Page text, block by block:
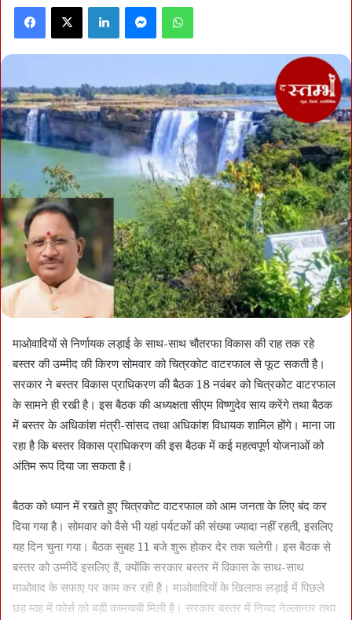
Facebook X LinkedIn
माओवादियों से निर्णायक लड़ाई के साथ-साथ चौतरफा विकास की राह तक रहे
बस्तर की उम्मीद की किरण सोमवार को चित्रकोट वाटरफाल से फूट सकती है।
सरकार ने बस्तर विकास प्राधिकरण की बैठक 18 नवंबर को चित्रकोट वाटरफाल
के सामने ही रखी है। इस बैठक की अध्यक्षता सीएम विष्णुदेव साय करेंगे तथा बैठक
में बस्तर के अधिकांश मंत्री-सांसद तथा अधिकांश विधायक शामिल होंगे। माना जा
रहा है कि बस्तर विकास प्राधिकरण की इस बैठक में कई महत्वपूर्ण योजनाओं को
अंतिम रूप दिया जा सकता है।
बैठक को ध्यान में रखते हुए चित्रकोट वाटरफाल को आम जनता के लिए बंद कर
दिया गया है। सोमवार को वैसे भी यहां पर्यटकों की संख्या ज्यादा नहीं रहती, इसलिए
यह दिन चुना गया। बैठक सुबह 11 बजे शुरू होकर देर तक चलेगी। इस बैठक से
बस्तर को उम्मीदें इसलिए हैं, क्योंकि सरकार बस्तर में विकास के साथ-साथ
माओवाद के सफाए पर काम कर रही है। माओवादियों के खिलाफ लड़ाई में पिछले
छह माह में फोर्स को बड़ी कामयाबी मिली है। सरकार बस्तर में नियद नेल्लानार तथा